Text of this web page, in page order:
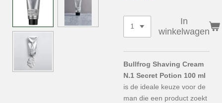
In
winkelwagen
Bullfrog Shaving Cream
N.1 Secret Potion 100 ml
is de ideale keuze voor de
man die een product zoekt